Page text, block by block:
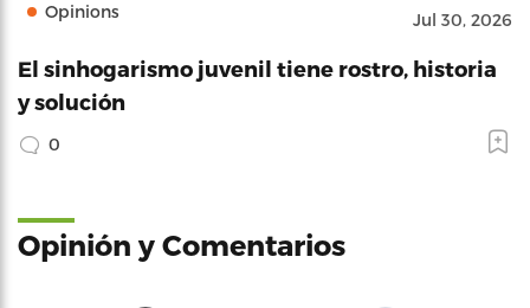
Opinions Jul 30, 2026
El sinhogarismo juvenil tiene rostro, historia
y solución
0
Opinión y Comentarios